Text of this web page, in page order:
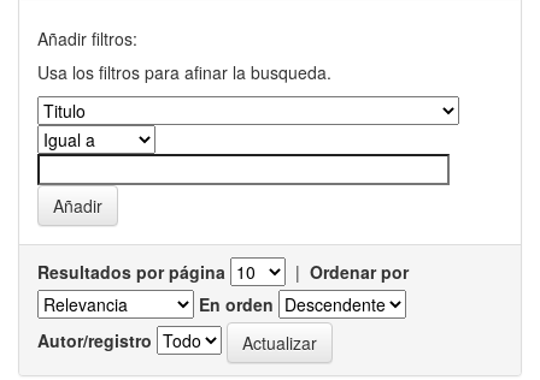
Añadir filtros:
Usa los filtros para afinar la busqueda.
Resultados por página | Ordenar por
En orden
Autor/registro